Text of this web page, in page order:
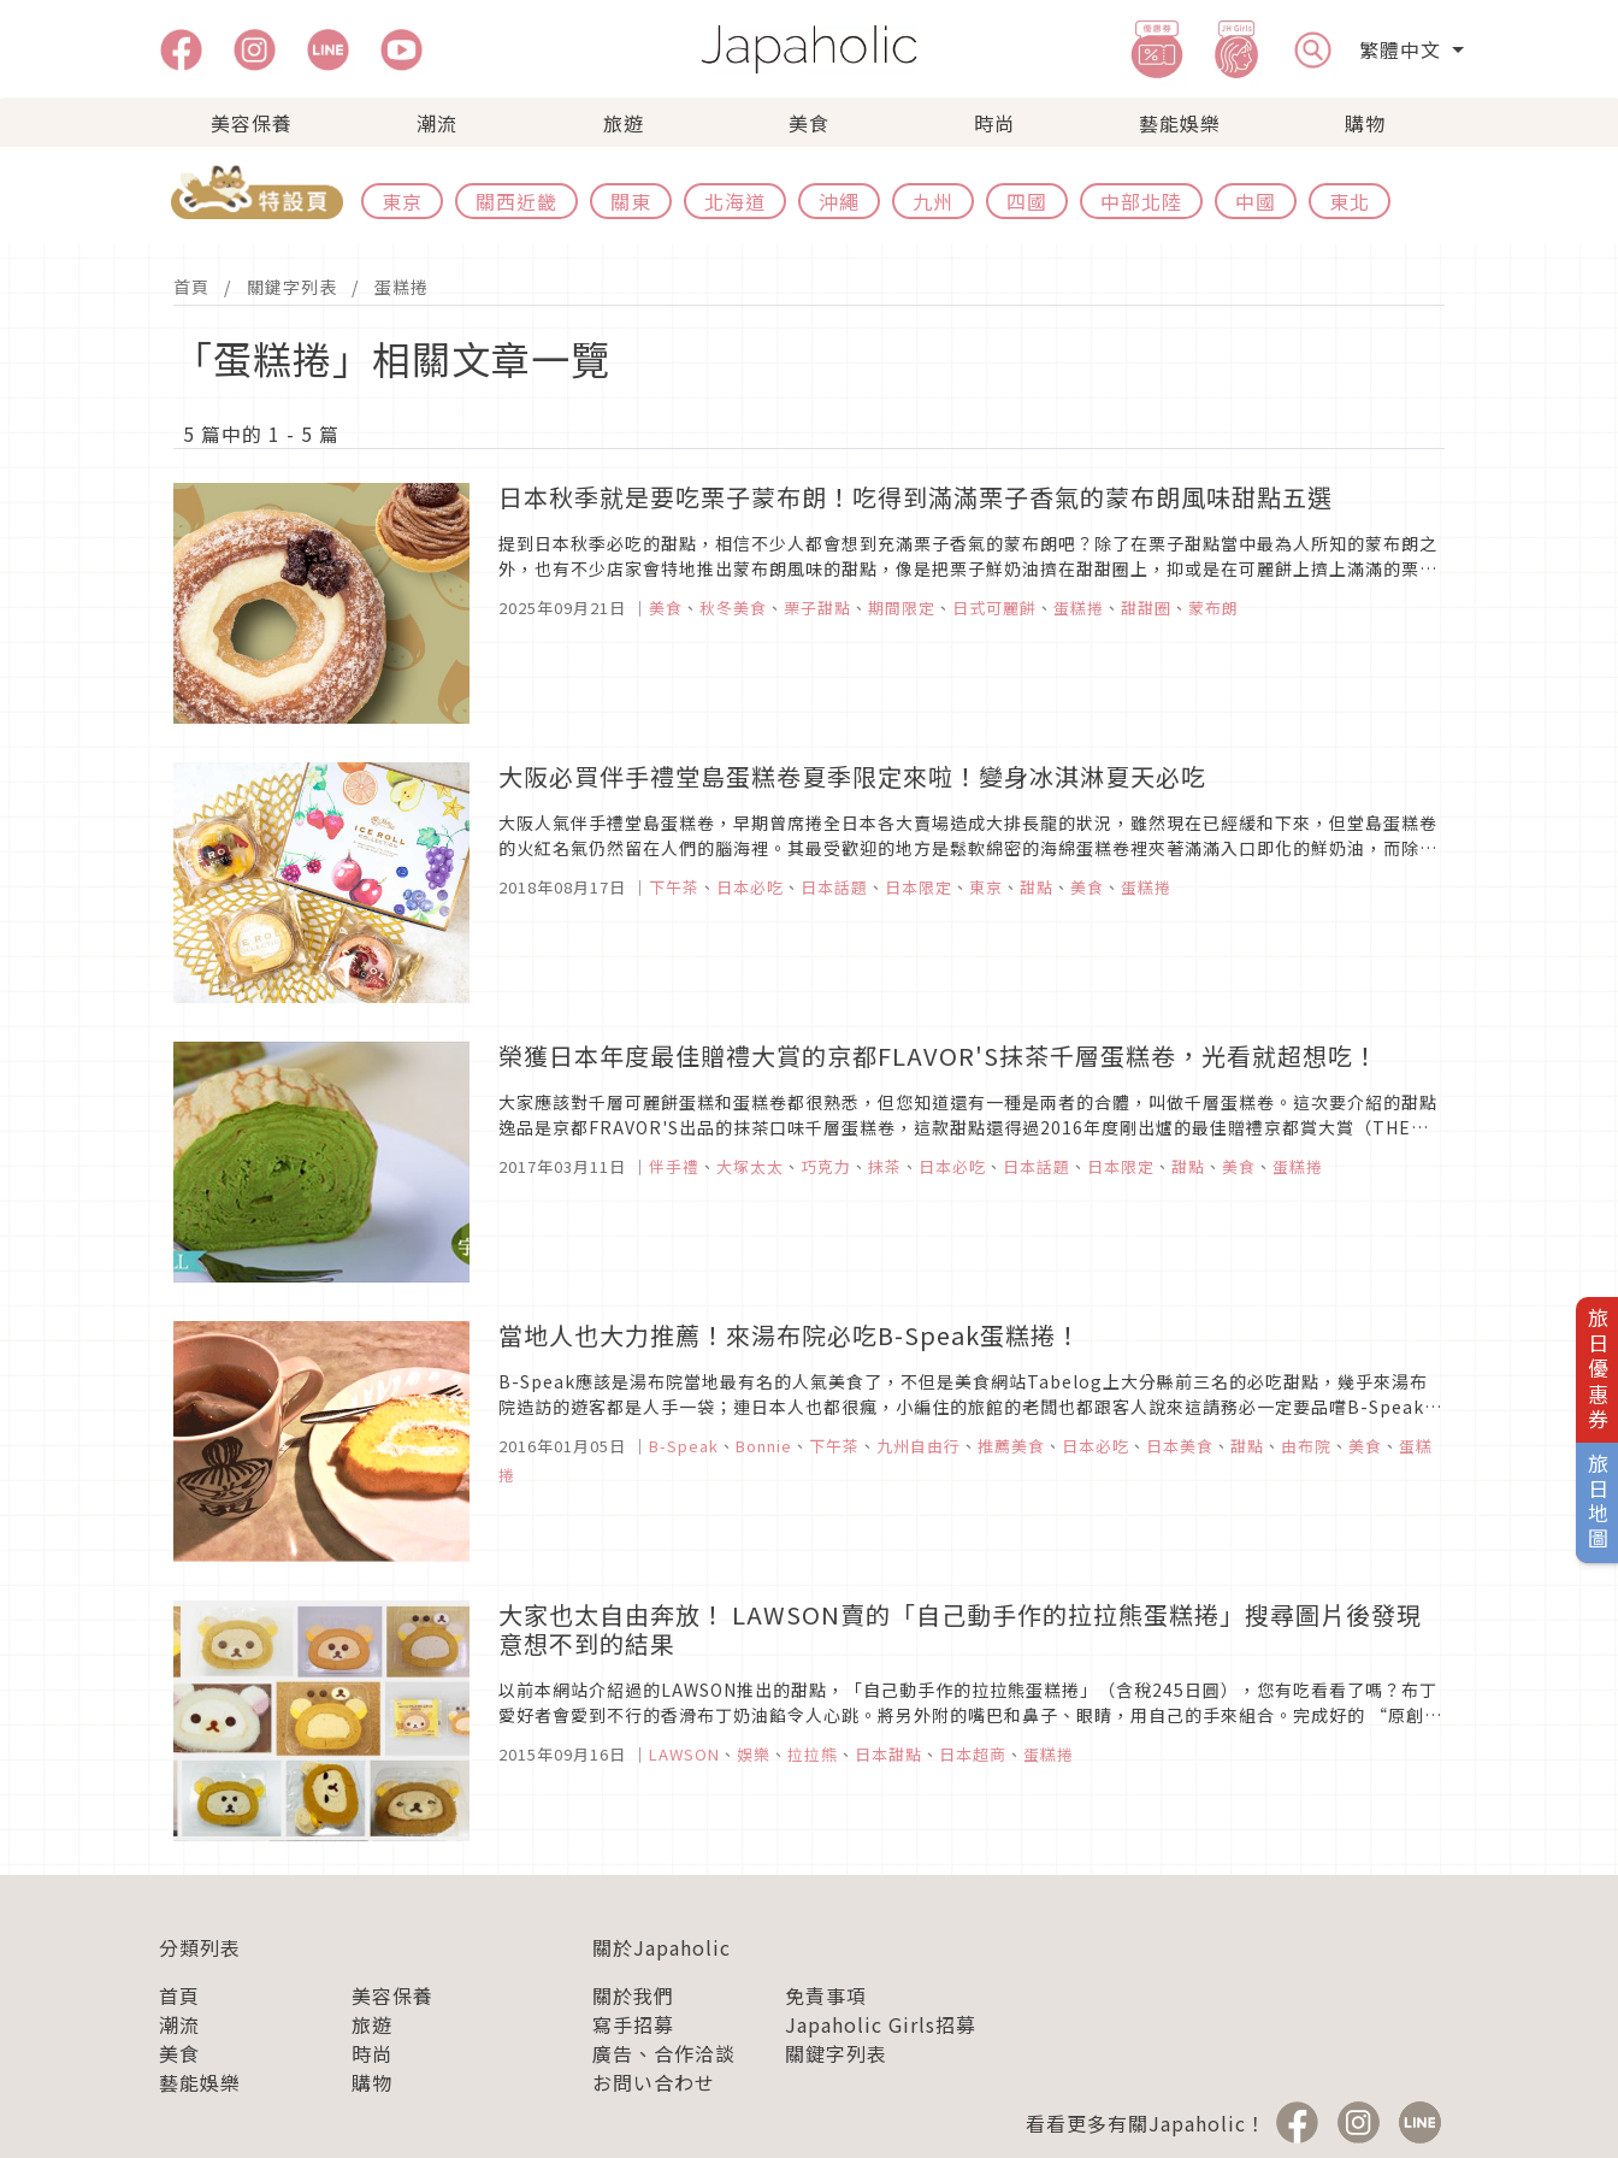
繁體中文
美容保養 潮流 旅遊 美食 時尚 藝能娛樂 購物
東京 關西近畿 關東 北海道 沖繩 九州 四國 中部北陸 中國 東北
旅日優惠券
旅日地圖
首頁 關鍵字列表 蛋糕捲
「蛋糕捲」相關文章一覽
5 篇中的 1 - 5 篇
日本秋季就是要吃栗子蒙布朗！吃得到滿滿栗子香氣的蒙布朗風味甜點五選
提到日本秋季必吃的甜點，相信不少人都會想到充滿栗子香氣的蒙布朗吧？除了在栗子甜點當中最為人所知的蒙布朗之
外，也有不少店家會特地推出蒙布朗風味的甜點，像是把栗子鮮奶油擠在甜甜圈上，抑或是在可麗餅上擠上滿滿的栗子
2025年09月21日 ｜ 美食 、 秋冬美食 、 栗子甜點 、 期間限定 、 日式可麗餅 、 蛋糕捲 、 甜甜圈 、 蒙布朗
大阪必買伴手禮堂島蛋糕卷夏季限定來啦！變身冰淇淋夏天必吃
大阪人氣伴手禮堂島蛋糕卷，早期曾席捲全日本各大賣場造成大排長龍的狀況，雖然現在已經緩和下來，但堂島蛋糕卷
的火紅名氣仍然留在人們的腦海裡。其最受歡迎的地方是鬆軟綿密的海綿蛋糕卷裡夾著滿滿入口即化的鮮奶油，而除了
原本最單純的口味外，2018年夏季竟然是推出變身冰淇淋的蛋糕捲，趕快來看一下大阪人氣伴手禮堂...
2018年08月17日 ｜ 下午茶 、 日本必吃 、 日本話題 、 日本限定 、 東京 、 甜點 、 美食 、 蛋糕捲
榮獲日本年度最佳贈禮大賞的京都FLAVOR'S抹茶千層蛋糕卷，光看就超想吃！
大家應該對千層可麗餅蛋糕和蛋糕卷都很熟悉，但您知道還有一種是兩者的合體，叫做千層蛋糕卷。這次要介紹的甜點
逸品是京都FRAVOR'S出品的抹茶口味千層蛋糕卷，這款甜點還得過2016年度剛出爐的最佳贈禮京都賞大賞（THE
JAPAN GIFT AWARDS），如果不來認識一下它就太可惜了。
2017年03月11日 ｜ 伴手禮 、 大塚太太 、 巧克力 、 抹茶 、 日本必吃 、 日本話題 、 日本限定 、 甜點 、 美食 、 蛋糕捲
當地人也大力推薦！來湯布院必吃B-Speak蛋糕捲！
B-Speak應該是湯布院當地最有名的人氣美食了，不但是美食網站Tabelog上大分縣前三名的必吃甜點，幾乎來湯布
院造訪的遊客都是人手一袋；連日本人也都很瘋，小編住的旅館的老闆也都跟客人說來這請務必一定要品嚐B-Speak的
2016年01月05日 ｜ B-Speak 、 Bonnie 、 下午茶 、 九州自由行 、 推薦美食 、 日本必吃 、 日本美食 、 甜點 、 由布院 、 美食 、 蛋糕
捲
大家也太自由奔放！ LAWSON賣的「自己動手作的拉拉熊蛋糕捲」搜尋圖片後發現
意想不到的結果
以前本網站介紹過的LAWSON推出的甜點，「自己動手作的拉拉熊蛋糕捲」（含稅245日圓），您有吃看看了嗎？布丁
愛好者會愛到不行的香滑布丁奶油餡令人心跳。將另外附的嘴巴和鼻子、眼睛，用自己的手來組合。完成好的 “原創・
2015年09月16日 ｜ LAWSON 、 娛樂 、 拉拉熊 、 日本甜點 、 日本超商 、 蛋糕捲
分類列表
首頁
美容保養
潮流
旅遊
美食
時尚
藝能娛樂
購物
關於Japaholic
關於我們
免責事項
寫手招募
Japaholic Girls招募
廣告、合作洽談
關鍵字列表
お問い合わせ
看看更多有關Japaholic！